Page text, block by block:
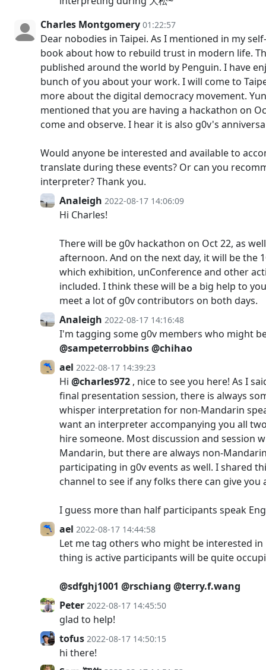
Charles Montgomery 01:22:57
Dear nobodies in Taipei. As I mentioned in my
book about how to rebuild trust in modern life.
published around the world by Penguin. I have
bunch of you about your work. I will come to
more about the digital democracy movement.
mentioned that you are having a hackathon on
come and observe. I hear it is also g0v's
Would anyone be interested and available to
translate during these events? Or can you
interpreter? Thank you.
Analeigh 2022-08-17 14:06:09
Hi Charles!
There will be g0v hackathon on Oct 22, as
afternoon. And on the next day, it will be the
which exhibition, unConference and other
included. I think these will be a big help to
meet a lot of g0v contributors on both days.
Analeigh 2022-08-17 14:16:48
I'm tagging some g0v members who might
@sampeterrobbins@chihao
ael 2022-08-17 14:39:23
Hi @charles972 , nice to see you here! As I
final presentation session, there is always
whisper interpretation for non-Mandarin
want an interpreter accompanying you all
hire someone. Most discussion and session
Mandarin, but there are always non-
participating in g0v events as well. I shared
channel to see if any folks there can give you
I guess more than half participants speak
ael 2022-08-17 14:44:58
Let me tag others who might be interested in
thing is active participants will be quite
@sdfghj1001 @rschiang @terry.f.wang
Peter 2022-08-17 14:45:50
glad to help!
tofus 2022-08-17 14:50:15
hi there!